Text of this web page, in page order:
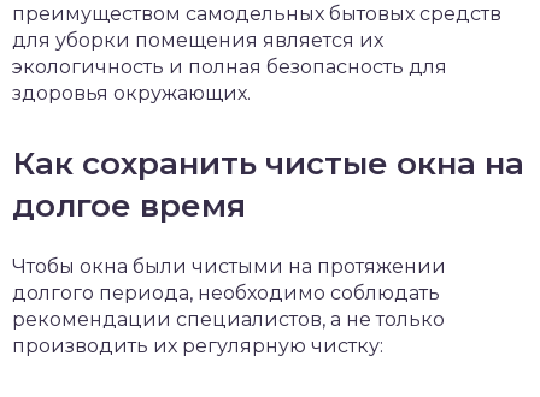
преимуществом самодельных бытовых средств
для уборки помещения является их
экологичность и полная безопасность для
здоровья окружающих.
Как сохранить чистые окна на
долгое время
Чтобы окна были чистыми на протяжении
долгого периода, необходимо соблюдать
рекомендации специалистов, а не только
производить их регулярную чистку: